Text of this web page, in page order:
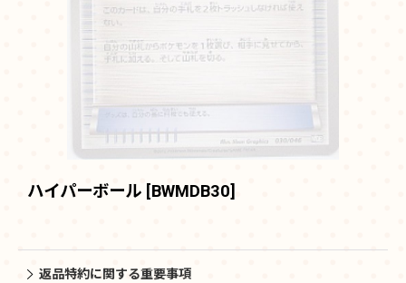
ハイパーボール [BWMDB30]
返品特約に関する重要事項